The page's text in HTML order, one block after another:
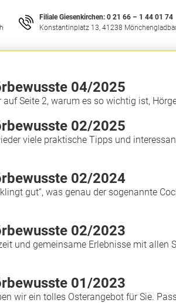
Filiale Giesenkirchen: 0 21 66 – 1 44 01 74
Konstantinplatz 13, 41238
04/2025
Seite 2, warum es so wichtig ist,
02/2025
viele praktische Tipps und
02/2024
gut“, was genau der sogenannte
02/2023
und gemeinsame Erlebnisse mit allen
01/2023
wir ein tolles Osterangebot für Sie.